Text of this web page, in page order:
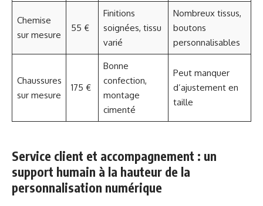
Chemise
sur mesure
55 €
Finitions
soignées, tissu
varié
Nombreux tissus,
boutons
personnalisables
Chaussures
sur mesure
175 €
Bonne
confection,
montage
cimenté
Peut manquer
d’ajustement en
taille
Service client et accompagnement : un
support humain à la hauteur de la
personnalisation numérique